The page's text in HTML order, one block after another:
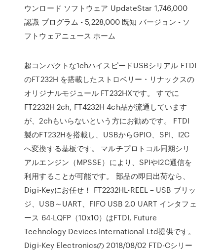
ウンロード ソフトウェア UpdateStar 1,746,000
認識 プログラム - 5,228,000 既知 バージョン - ソ
フトウェアニュース ホーム
超コンパクトな1chハイスピードUSBシリアル FTDI
のFT232H を搭載したストロベリー・リナックスの
オリジナルモジュール FT232HXです。 すでに
FT2232H 2ch, FT4232H 4ch品が流通しています
が、2chもいらないという方にお勧めです。 FTDI
製のFT232Hを搭載し、USBからGPIO、SPI、I2C
へ変換する基板です。 マルチプロトコル同期シリ
アルエンジン（MPSSE）により、SPIやI2C通信を
利用することが可能です。 部品の即日出荷なら、
Digi-Keyにお任せ！ FT2232HL-REEL – USB ブリッ
ジ、USB～UART、FIFO USB 2.0 UART インタフェ
ース 64-LQFP（10x10）はFTDI, Future
Technology Devices International Ltd提供です。
Digi-Key Electronicsの 2018/08/02 FTD-Cシリー